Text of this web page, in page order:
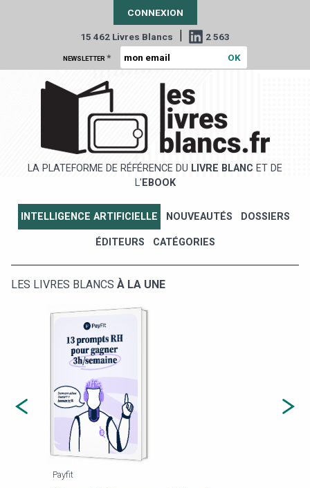
CONNEXION
15 462 Livres Blancs | 2 563
NEWSLETTER *
LA PLATEFORME DE RÉFÉRENCE DU LIVRE BLANC ET DE
L' EBOOK
INTELLIGENCE ARTIFICIELLE NOUVEAUTÉS DOSSIERS
ÉDITEURS CATÉGORIES
LES LIVRES BLANCS À LA UNE
Payfit